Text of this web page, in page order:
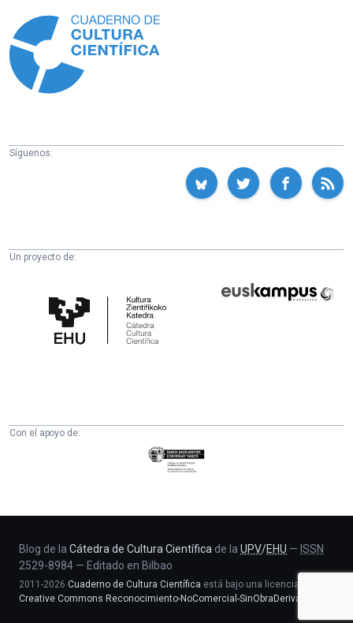
Síguenos:
Un proyecto de:
Cultura
Científica
Fundazioa
Con el apoyo de:
Eusko
Jaurlaritza
eta
Berrikuntza
saila
Blog de la Cátedra de Cultura Científica de la UPV/EHU — ISSN
2529-8984 — Editado en Bilbao
2011-2026 Cuaderno de Cultura Científica está bajo una licencia
Creative Commons Reconocimiento-NoComercial-SinObraDerivada 4.0